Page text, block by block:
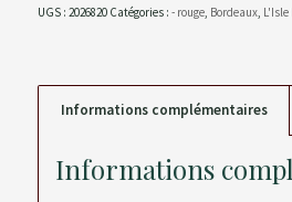
UGS : 2026820 Catégories : - rouge, Bordeaux, L'Isle
Informations complémentaires
Informations